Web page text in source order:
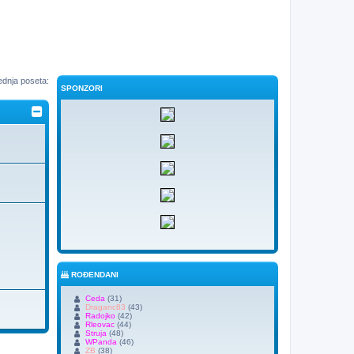
poseta:
SPONZORI
ROĐENDANI
Ceda (31)
Draganc83 (43)
Radojko(42)
Rleovac(44)
Struja (48)
WPanda (46)
ZB (38)